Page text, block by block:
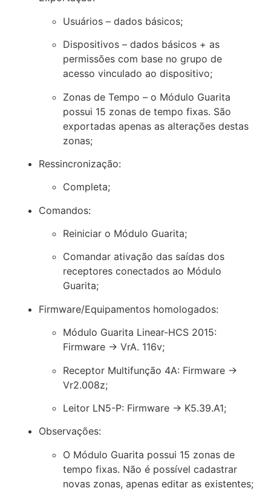
Usuários – dados básicos;
Dispositivos – dados básicos + as
permissões com base no grupo de
acesso vinculado ao dispositivo;
Zonas de Tempo – o Módulo Guarita
possui 15 zonas de tempo fixas. São
exportadas apenas as alterações destas
zonas;
Ressincronização:
Completa;
Comandos:
Reiniciar o Módulo Guarita;
Comandar ativação das saídas dos
receptores conectados ao Módulo
Guarita;
Firmware/Equipamentos homologados:
Módulo Guarita Linear-HCS 2015:
Firmware → VrA. 116v;
Receptor Multifunção 4A: Firmware →
Vr2.008z;
Leitor LN5-P: Firmware → K5.39.A1;
Observações:
O Módulo Guarita possui 15 zonas de
tempo fixas. Não é possível cadastrar
novas zonas, apenas editar as existentes;